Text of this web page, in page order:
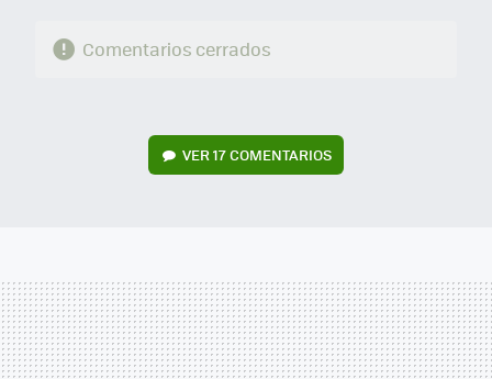
Comentarios cerrados
VER 17 COMENTARIOS